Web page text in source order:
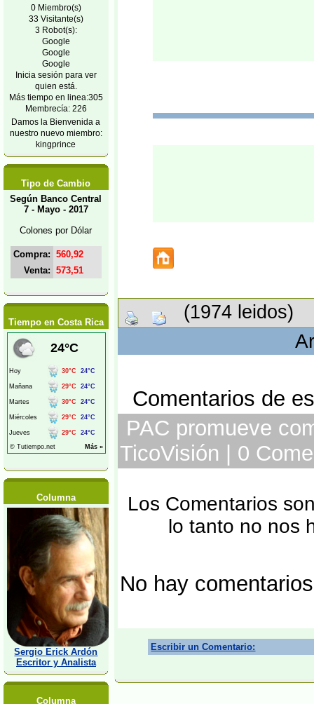
0 Miembro(s)
33 Visitante(s)
3 Robot(s):
Google
Google
Google
Inicia sesión para ver
quien está.
Más tiempo en linea:305
Membrecía: 226
Damos la Bienvenida a
nuestro nuevo miembro:
kingprince
Tipo de Cambio
Según Banco Central
7 - Mayo - 2017
Colones por Dólar
Compra: 560,92
Venta: 573,51
Tiempo en Costa Rica
Columna
Sergio Erick Ardón
Escritor y Analista
Columna
(1974 leidos)
Comentarios de
PAC promueve
TicoVisión | 0
Los Comentarios
lo tanto no nos
No hay
Escribir un Comentario: